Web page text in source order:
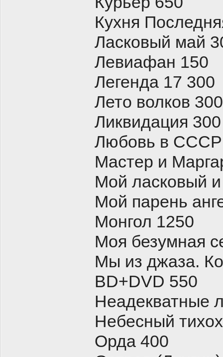
Кухня
Ласковый май
Левиафан 150
Легенда 17 300
Лето волков 300
Ликвидация 300
Любовь в СССР
Мастер и
Мой ласковый
Мой парень
Монгол 1250
Моя безумная
Мы из джаза.
BD+DVD 550
Неадекватные
Небесный
Орда 400